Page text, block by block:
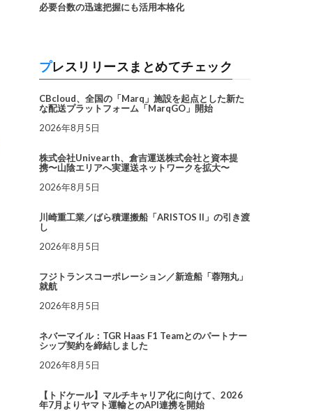
必要台数の迅速把握にも活用本格化
プレスリリースまとめてチェック
CBcloud、全国の「Marq」施設を起点とした新た
な配送プラットフォーム「MarqGO」開始
2026年8月5日
株式会社Univearth、倉吉運送株式会社と資本提
携〜山陰エリアへ実運送ネットワークを拡大〜
2026年8月5日
川崎重工業／ばら積運搬船「ARISTOS II」の引き渡
し
2026年8月5日
フジトランスコーポレーション／新造船「蓉翔丸」
就航
2026年8月5日
ネバーマイル：TGR Haas F1 Teamとのパートナー
シップ契約を締結しました
2026年8月5日
【トドケール】マルチキャリア化に向けて、2026
年7月よりヤマト運輸とのAPI連携を開始